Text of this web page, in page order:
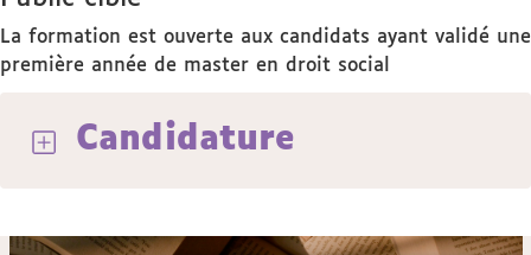
La formation est ouverte aux candidats ayant validé une
première année de master en droit social
Candidature